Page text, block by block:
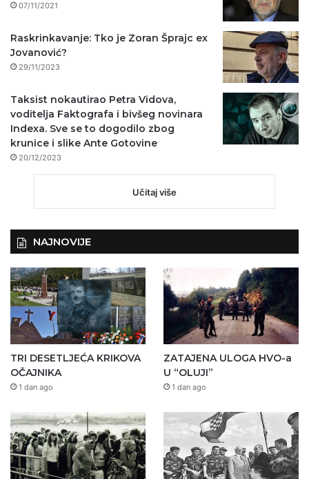
07/11/2021
Raskrinkavanje: Tko je Zoran Šprajc ex
Jovanović?
29/11/2023
Taksist nokautirao Petra Vidova,
voditelja Faktografa i bivšeg novinara
Indexa. Sve se to dogodilo zbog
krunice i slike Ante Gotovine
20/12/2023
Učitaj više
NAJNOVIJE
TRI DESETLJEĆA KRIKOVA
OČAJNIKA
1 dan ago
ZATAJENA ULOGA HVO-a
U “OLUJI”
1 dan ago